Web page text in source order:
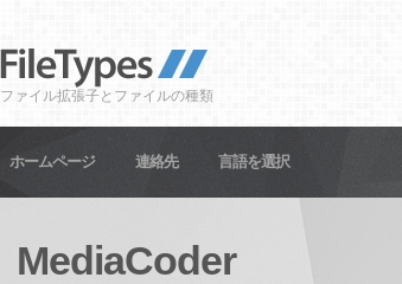
ファイル拡張子とファイルの種類
ホームページ 連絡先 言語を選択
MediaCoder